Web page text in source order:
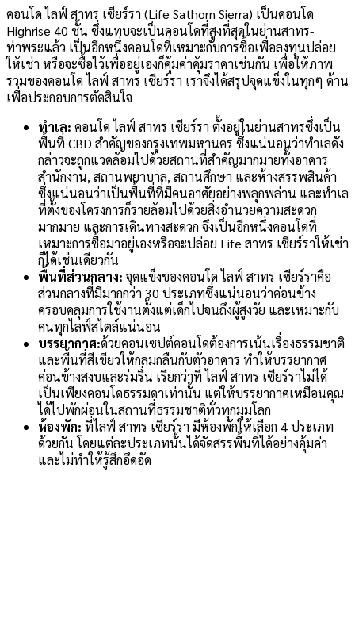
คอนโด ไลฟ์ สาทร เซียร์รา (Life Sathorn Sierra) เป็นคอนโด
Highrise 40 ชั้น ซึ่งแทบจะเป็นคอนโดที่สูงที่สุดในย่านสาทร-
ท่าพระแล้ว เป็นอีกหนึ่งคอนโดที่เหมาะกับการซื้อเพื่อลงทุนปล่อย
ให้เช่า หรือจะซื้อไว้เพื่ออยู่เองก็คุ้มค่าคุ้มราคาเช่นกัน เพื่อให้ภาพ
รวมของคอนโด ไลฟ์ สาทร เซียร์รา เราจึงได้สรุปจุดแข็งในทุกๆ ด้าน
เพื่อประกอบการตัดสินใจ
ทำเล: คอนโด ไลฟ์ สาทร เซียร์รา ตั้งอยู่ในย่านสาทรซึ่งเป็น
พื้นที่ CBD สำคัญของกรุงเทพมหานคร ซึ่งแน่นอนว่าทำเลดัง
กล่าวจะถูกแวดล้อมไปด้วยสถานที่สำคัญมากมายทั้งอาคาร
สำนักงาน, สถานพยาบาล, สถานศึกษา และห้างสรรพสินค้า
ซึ่งแน่นอนว่าเป็นพื้นที่ที่มีคนอาศัยอย่างพลุกพล่าน และทำเล
ที่ตั้งของโครงการก็รายล้อมไปด้วยสิ่งอำนวยความสะดวก
มากมาย และการเดินทางสะดวก จึงเป็นอีกหนึ่งคอนโดที่
เหมาะการซื้อมาอยู่เองหรือจะปล่อย Life สาทร เซียร์ราให้เช่า
ก็ได้เช่นเดียวกัน
พื้นที่ส่วนกลาง: จุดแข็งของคอนโด ไลฟ์ สาทร เซียร์ราคือ
ส่วนกลางที่มีมากกว่า 30 ประเภทซึ่งแน่นอนว่าค่อนข้าง
ครอบคลุมการใช้งานตั้งแต่เด็กไปจนถึงผู้สูงวัย และเหมาะกับ
คนทุกไลฟ์สไตล์แน่นอน
บรรยากาศ:ด้วยคอนเซปต์คอนโดต้องการเน้นเรื่องธรรมชาติ
และพื้นที่สีเขียวให้กลมกลืนกับตัวอาคาร ทำให้บรรยากาศ
ค่อนข้างสงบและร่มรื่น เรียกว่าที่ ไลฟ์ สาทร เซียร์ราไม่ได้
เป็นเพียงคอนโดธรรมดาเท่านั้น แต่ให้บรรยากาศเหมือนคุณ
ได้ไปพักผ่อนในสถานที่ธรรมชาติทั่วทุกมุมโลก
ห้องพัก: ที่ไลฟ์ สาทร เซียร์รา มีห้องพักให้เลือก 4 ประเภท
ด้วยกัน โดยแต่ละประเภทนั้นได้จัดสรรพื้นที่ได้อย่างคุ้มค่า
และไม่ทำให้รู้สึกอึดอัด